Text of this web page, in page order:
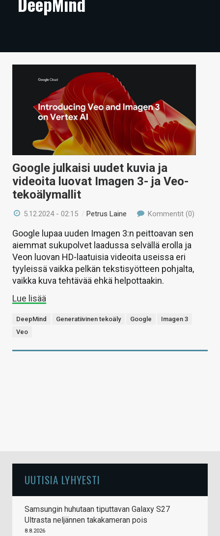
ARTIKKELIT
TECHBBS
VAIHDA TEEMA
HAKU
Google julkaisi uudet kuvia ja
videoita luovat Imagen 3- ja Veo-
tekoälymallit
5.12.2024 - 02:15 /Petrus Laine Kommentit (0)
Google lupaa uuden Imagen 3:n peittoavan sen
aiemmat sukupolvet laadussa selvällä erolla ja
Veon luovan HD-laatuisia videoita useissa eri
tyyleissä vaikka pelkän tekstisyötteen pohjalta,
vaikka kuva tehtävää ehkä helpottaakin.
Lue lisää
DeepMind Generatiivinen tekoäly Google
Imagen 3
Veo
UUTISIA LYHYESTI
Samsungin huhutaan tiputtavan Galaxy S27
Ultrasta neljännen takakameran pois
8.8.2026